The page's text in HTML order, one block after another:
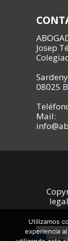
Josep
08025
Mail:
legal
Utilizamos
experiencia